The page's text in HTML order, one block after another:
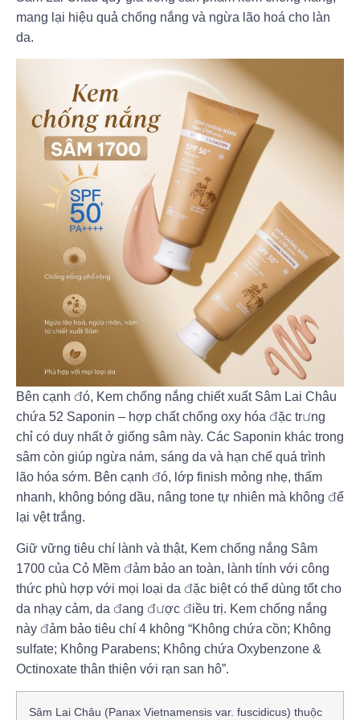
mang lại hiệu quả chống nắng và ngừa lão hoá cho làn
da.
Bên cạnh đó, Kem chống nắng chiết xuất Sâm Lai Châu
chứa 52 Saponin – hợp chất chống oxy hóa đặc trưng
chỉ có duy nhất ở giống sâm này. Các Saponin khác trong
sâm còn giúp ngừa nám, sáng da và hạn chế quá trình
lão hóa sớm. Bên cạnh đó, lớp finish mỏng nhẹ, thấm
nhanh, không bóng dầu, nâng tone tự nhiên mà không để
lại vệt trắng.
Giữ vững tiêu chí lành và thật, Kem chống nắng Sâm
1700 của Cỏ Mềm đảm bảo an toàn, lành tính với công
thức phù hợp với mọi loại da đặc biệt có thể dùng tốt cho
da nhạy cảm, da đang được điều trị. Kem chống nắng
này đảm bảo tiêu chí 4 không “Không chứa cồn; Không
sulfate; Không Parabens; Không chứa Oxybenzone &
Octinoxate thân thiện với rạn san hô”.
Sâm Lai Châu (Panax Vietnamensis var. fuscidicus) thuộc